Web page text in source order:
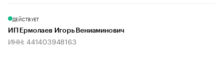
ДЕЙСТВУЕТ
ИП Ермолаев Игорь Вениаминович
ИНН: 441403948163